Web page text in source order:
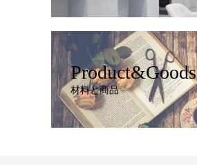
Product&Goods
材料と商品